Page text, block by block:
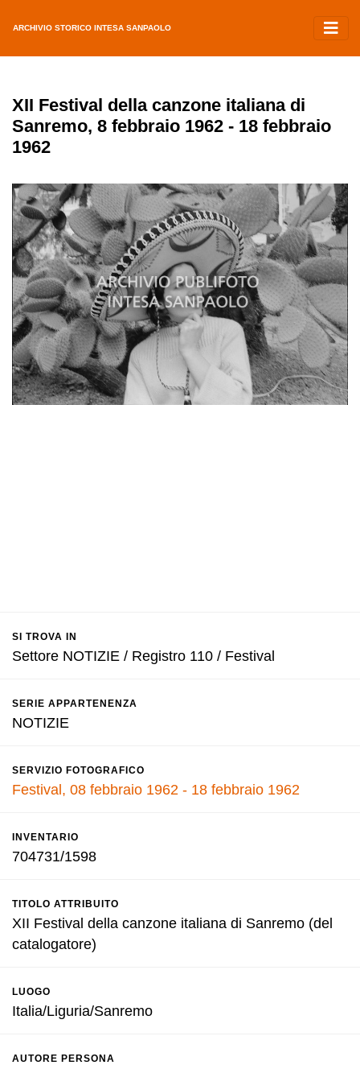
ARCHIVIO STORICO INTESA SANPAOLO
XII Festival della canzone italiana di
Sanremo, 8 febbraio 1962 - 18 febbraio
1962
SI TROVA IN
Settore NOTIZIE / Registro 110 / Festival
SERIE APPARTENENZA
NOTIZIE
SERVIZIO FOTOGRAFICO
Festival, 08 febbraio 1962 - 18 febbraio 1962
INVENTARIO
704731/1598
TITOLO ATTRIBUITO
XII Festival della canzone italiana di Sanremo (del
catalogatore)
LUOGO
Italia/Liguria/Sanremo
AUTORE PERSONA